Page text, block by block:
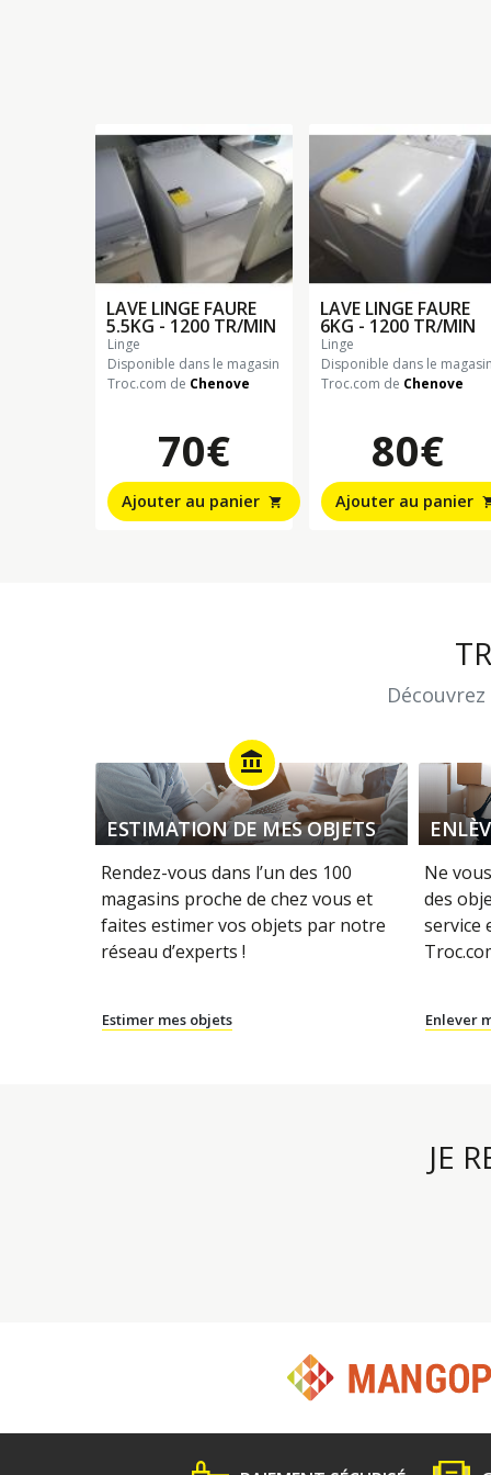
LAVE LINGE FAURE
5.5KG - 1200 TR/MIN
linge
Disponible dans le magasin
Troc.com de Chenove
70€
Ajouter au panier shopping_cart
LAVE LINGE FAURE
6KG - 1200 TR/MIN
linge
Disponible dans le
Troc.com de Chenove
80€
Ajouter au panier
account_balance
ESTIMATION DE MES OBJETS
Rendez-vous dans l’un des 100
magasins proche de chez vous et
faites estimer vos objets par notre
réseau d’experts !
Estimer mes objets
Ne
des
service
Enlever
JE